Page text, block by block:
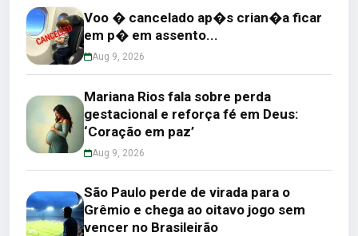
Voo � cancelado ap�s crian�a ficar
em p� em assento...
Aug 9, 2026
Mariana Rios fala sobre perda
gestacional e reforça fé em Deus:
‘Coração em paz’
Aug 9, 2026
São Paulo perde de virada para o
Grêmio e chega ao oitavo jogo sem
vencer no Brasileirão